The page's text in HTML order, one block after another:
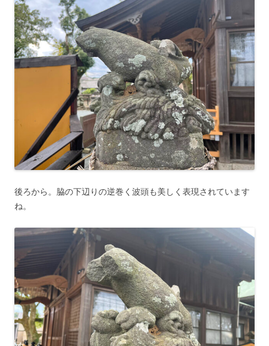
後ろから。脇の下辺りの逆巻く波頭も美しく表現されています
ね。